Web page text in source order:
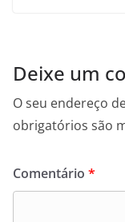
Deixe um
O seu endereço
obrigatórios são
Comentário *